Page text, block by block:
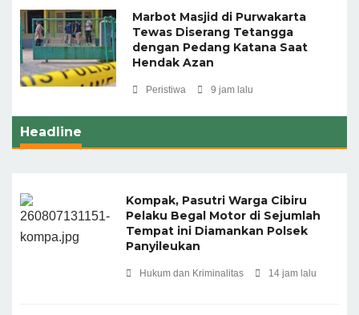
Marbot Masjid di Purwakarta
Tewas Diserang Tetangga
dengan Pedang Katana Saat
Hendak Azan
Peristiwa 9 jam lalu
Headline
Kompak, Pasutri Warga Cibiru
Pelaku Begal Motor di Sejumlah
Tempat ini Diamankan Polsek
Panyileukan
Hukum dan Kriminalitas 14 jam lalu